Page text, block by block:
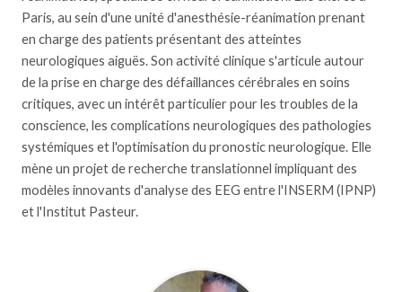
Paris, au sein d'une unité d'anesthésie-réanimation prenant
en charge des patients présentant des atteintes
neurologiques aiguës. Son activité clinique s'articule autour
de la prise en charge des défaillances cérébrales en soins
critiques, avec un intérêt particulier pour les troubles de la
conscience, les complications neurologiques des pathologies
systémiques et l'optimisation du pronostic neurologique. Elle
mène un projet de recherche translationnel impliquant des
modèles innovants d'analyse des EEG entre l'INSERM (IPNP)
et l'Institut Pasteur.